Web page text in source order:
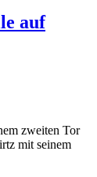
auf
zweiten Tor
mit seinem